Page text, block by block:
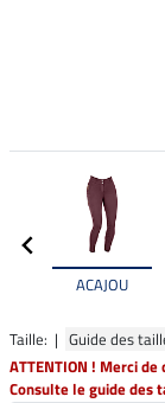
ACAJOU
Taille: | Guide des
ATTENTION ! Merci
Consulte le guide des